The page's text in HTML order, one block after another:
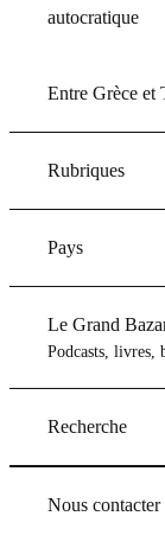
autocratique
Entre Grèce et
Rubriques
Pays
Le Grand
Podcasts, livres,
Recherche
Nous contacter